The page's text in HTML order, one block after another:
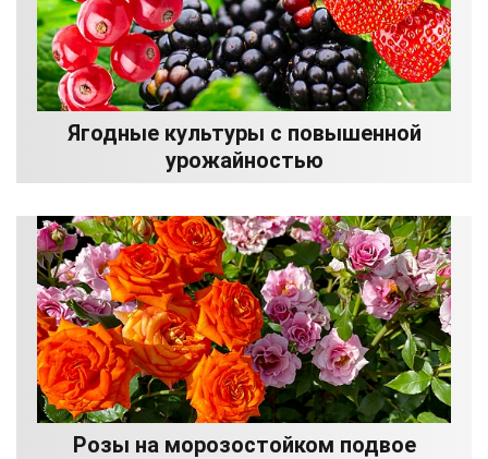
Ягодные культуры с повышенной
урожайностью
Розы на морозостойком подвое